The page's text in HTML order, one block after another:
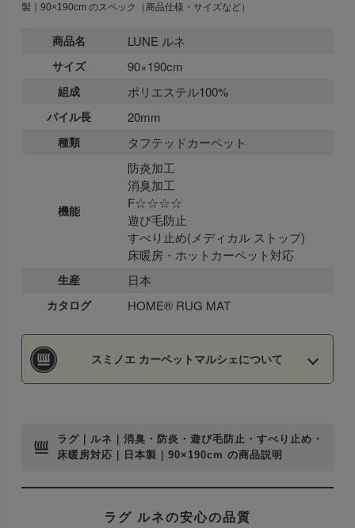
製｜90×190cm のスペック（商品仕様・サイズなど）
商品名 LUNE ルネ
サイズ 90×190cm
組成 ポリエステル100%
パイル長 20mm
種類 タフテッドカーペット
機能
防炎加工
消臭加工
F☆☆☆☆
遊び毛防止
すべり止め(メディカル ストップ)
床暖房・ホットカーペット対応
生産 日本
カタログ HOME® RUG MAT
スミノエ カーペットマルシェについて
ラグ｜ルネ｜消臭・防炎・遊び毛防止・すべり止め・
床暖房対応｜日本製｜90×190cm の商品説明
ラグ ルネの安心の品質